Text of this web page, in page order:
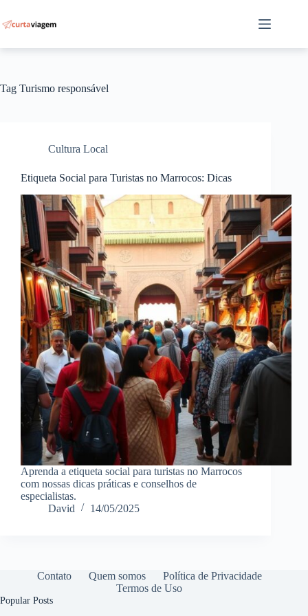
para
o
Tag Turismo responsável
Cultura Local
Etiqueta Social para Turistas no Marrocos: Dicas
Aprenda a etiqueta social para turistas no Marrocos
com nossas dicas práticas e conselhos de
especialistas.
David
14/05/2025
Contato Quem somos
Política de Privacidade
Termos de Uso
Popular Posts